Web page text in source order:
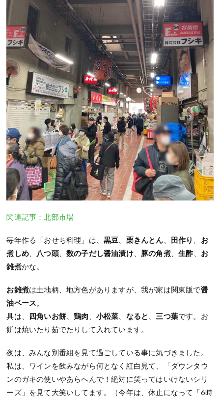
関連記事：北部市場
毎年作る「おせち料理」は、黒豆 栗きんとん 田作り
お
煮しめ
八つ頭、数の子だし醤油漬け、 豚の角煮、生酢、 お
雑煮かな。
お雑煮は土地柄、地方色がありますが、我が家は関東版で醤
油ベース。
具は、 四角いお餅 、鶏肉 小松菜 なると 三つ葉です。お
餅は焼いたり茹でたりして入れています。
夜は、みんな別番組を見て過ごしている事に気づきました。
私は、ワインを飲みながら何となく紅白見て、「ダウンタウ
ンのガキの使いやあらへんで！絶対に笑ってはいけないシリ
ーズ」を見て大笑いしてます。（今年は、休止になって「6時